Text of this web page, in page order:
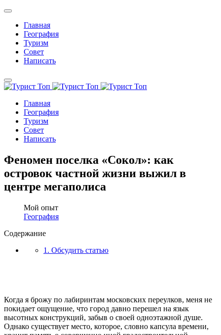
Главная
География
Туризм
Совет
Написать
Главная
География
Туризм
Совет
Написать
Феномен поселка «Сокол»: как
островок частной жизни выжил в
центре мегаполиса
Мой опыт
География
Содержание
1. Обсудить статью
Когда я брожу по лабиринтам московских переулков, меня не
покидает ощущение, что город давно перешел на язык
высотных конструкций, забыв о своей одноэтажной душе.
Однако существует место, которое, словно капсула времени,